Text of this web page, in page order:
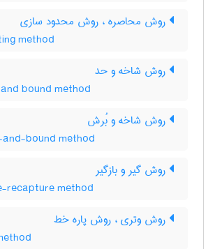
روش محاصره ، روش محدود سازی
method
روش شاخه و حد
bound method
روش شاخه و بُرش
bound method
روش گیر و بازگیر
recapture method
روش وتری ، روش پاره خط